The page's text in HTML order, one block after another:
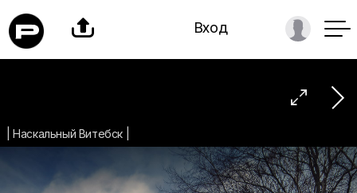
 Вход

| Наскальный Витебск |